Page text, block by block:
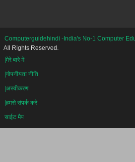
Computerguidehindi -India's No-1 Computer
All Rights Reserved.
|मेरे बारे में
|गोपनीयता नीति
|अस्वीकरण
|हमसे संपर्क करे
साईट मैप